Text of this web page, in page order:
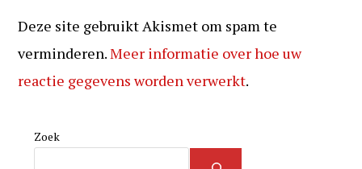
Deze site gebruikt Akismet om spam te
verminderen.Meer informatie over hoe uw
reactie gegevens worden verwerkt.
Zoek